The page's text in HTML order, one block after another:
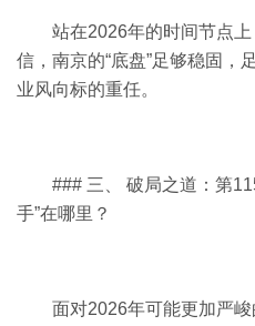
站在2026年的时间节点
信，南京的“底盘”足够稳固，
业风向标的重任。
### 三、 破局之道：第
手”在哪里？
面对2026年可能更加严